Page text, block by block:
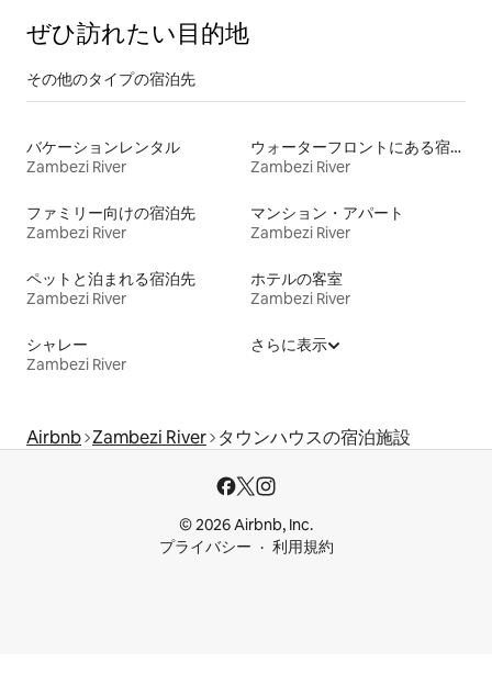
ぜひ訪⁠れ⁠た⁠い目⁠的⁠地
その他のタ⁠イ⁠プ⁠の宿⁠泊⁠先
バケーションレンタル
Zambezi River
ウォーターフロントにある宿泊施設
Zambezi River
ファミリー向けの宿泊先
Zambezi River
マンション・アパート
Zambezi River
ペットと泊まれる宿泊先
Zambezi River
ホテルの客室
Zambezi River
シャレー
Zambezi River
さらに表示
Airbnb Zambezi River タウンハウスの宿泊施設
© 2026 Airbnb, Inc.
プライバシー
利用規約